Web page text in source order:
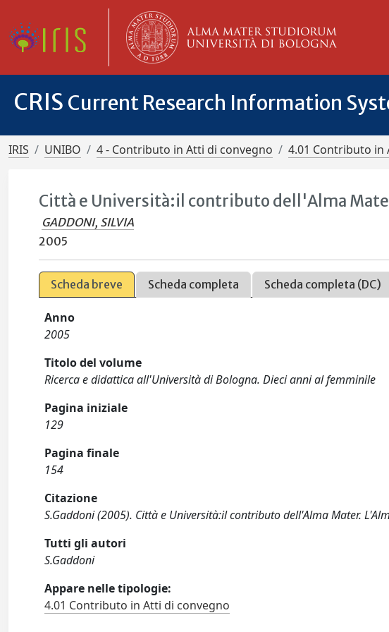
CRIS Current Research Information
IRIS UNIBO 4 - Contributo in Atti di convegno 4.01 Contributo in
Città e Università:il contributo dell'Alma
GADDONI, SILVIA
2005
Scheda breve Scheda completa Scheda completa (DC)
Anno
2005
Titolo del volume
Ricerca e didattica all'Università di Bologna. Dieci anni al femminile
Pagina iniziale
129
Pagina finale
154
Citazione
S.Gaddoni (2005). Città e Università:il contributo dell'Alma Mater.
Tutti gli autori
S.Gaddoni
Appare nelle tipologie:
4.01 Contributo in Atti di convegno